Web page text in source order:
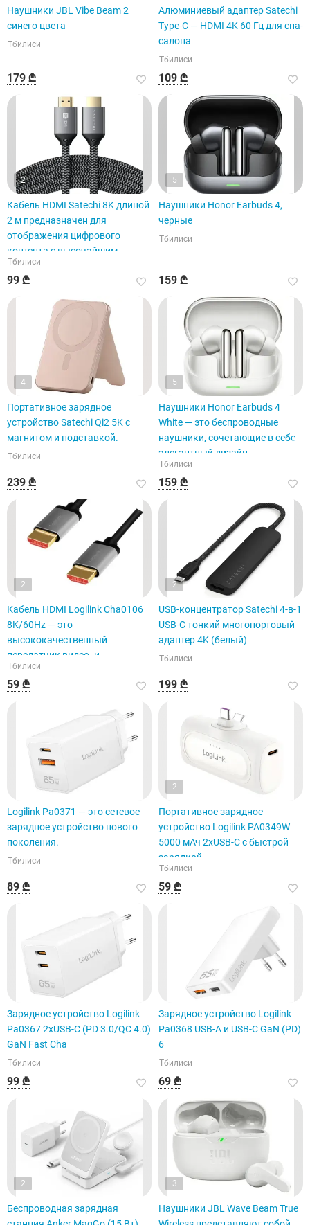
Наушники JBL Vibe Beam 2
синего цвета
Тбилиси
179 ₾
Алюминиевый адаптер Satechi
Type-C — HDMI 4K 60 Гц для спа-
салона
Тбилиси
109 ₾
2
Кабель HDMI Satechi 8K длиной
2 м предназначен для
отображения цифрового
контента с высочайшим
качеством и детализацией.
Тбилиси
99 ₾
5
Наушники Honor Earbuds 4,
черные
Тбилиси
159 ₾
4
Портативное зарядное
устройство Satechi Qi2 5K с
магнитом и подставкой.
Тбилиси
239 ₾
5
Наушники Honor Earbuds 4
White — это беспроводные
наушники, сочетающие в себе
элегантный дизайн.
Тбилиси
159 ₾
2
Кабель HDMI Logilink Cha0106
8K/60Hz — это
высококачественный
передатчик видео- и
аудиосигнала.
Тбилиси
59 ₾
2
USB-концентратор Satechi 4-в-1
USB-C тонкий многопортовый
адаптер 4K (белый)
Тбилиси
199 ₾
Logilink Pa0371 — это сетевое
зарядное устройство нового
поколения.
Тбилиси
89 ₾
2
Портативное зарядное
устройство Logilink PA0349W
5000 мАч 2xUSB-C с быстрой
зарядкой
Тбилиси
59 ₾
Зарядное устройство Logilink
Pa0367 2xUSB-C (PD 3.0/QC 4.0)
GaN Fast Cha
Тбилиси
99 ₾
Зарядное устройство Logilink
Pa0368 USB-A и USB-C GaN (PD)
6
Тбилиси
69 ₾
2
Беспроводная зарядная
3
Наушники JBL Wave Beam True